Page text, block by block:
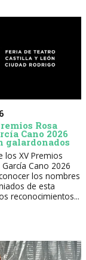
Rosa
Cano 2026
galardonados
los XV Premios
Cano 2026
los nombres
de esta
reconocimientos...